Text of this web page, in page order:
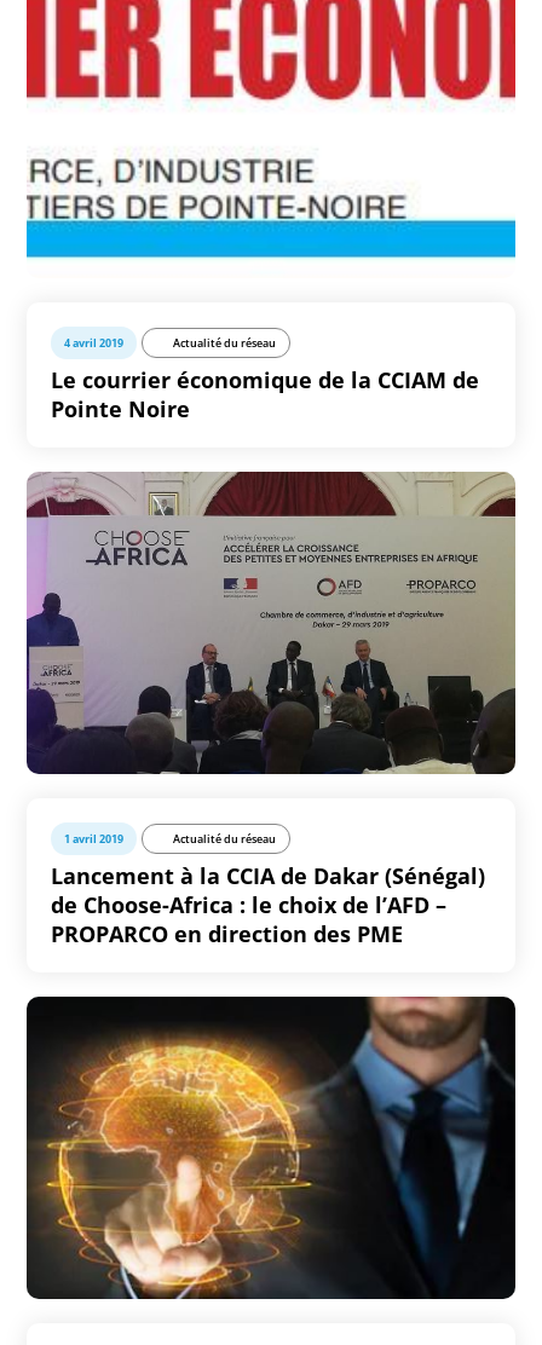
4 avril 2019 Actualité du réseau
Le courrier économique de la CCIAM de
Pointe Noire
1 avril 2019 Actualité du réseau
Lancement à la CCIA de Dakar (Sénégal)
de Choose-Africa : le choix de l’AFD –
PROPARCO en direction des PME